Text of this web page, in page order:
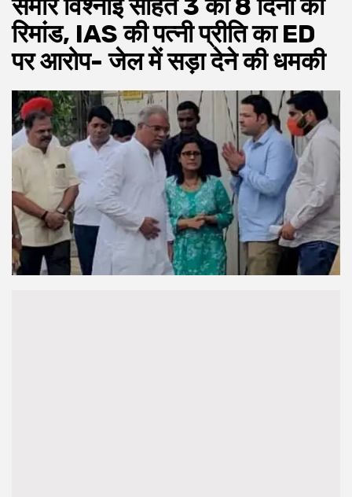
समीर विश्नोई सहित 3 को 8 दिनों की
रिमांड, IAS की पत्नी प्रीति का ED
पर आरोप- जेल में सड़ा देने की धमकी